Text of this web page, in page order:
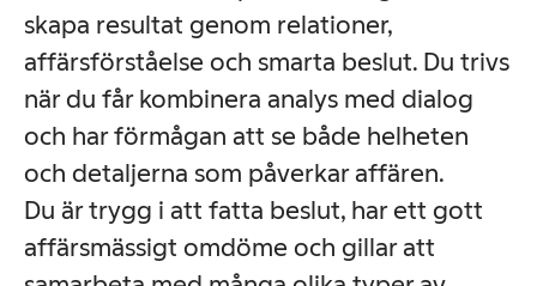
skapa resultat genom relationer,
affärsförståelse och smarta beslut. Du trivs
när du får kombinera analys med dialog
och har förmågan att se både helheten
och detaljerna som påverkar affären.
Du är trygg i att fatta beslut, har ett gott
affärsmässigt omdöme och gillar att